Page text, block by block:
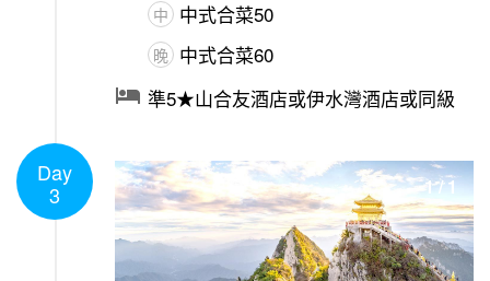
中 中式合菜50
晚 中式合菜60
 準5★山合友酒店或伊水灣酒店或同級
Day
3
1/1